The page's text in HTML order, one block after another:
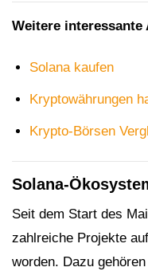
Weitere interessante
Solana kaufen
Kryptowährungen
Krypto-Börsen
Solana-
Seit dem Start des
zahlreiche Projekte
worden. Dazu